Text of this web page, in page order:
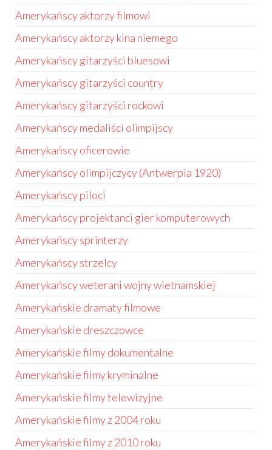
Amerykańscy aktorzy filmowi
Amerykańscy aktorzy kina niemego
Amerykańscy gitarzyści bluesowi
Amerykańscy gitarzyści country
Amerykańscy gitarzyści rockowi
Amerykańscy medaliści olimpijscy
Amerykańscy oficerowie
Amerykańscy olimpijczycy (Antwerpia 1920)
Amerykańscy piloci
Amerykańscy projektanci gier komputerowych
Amerykańscy sprinterzy
Amerykańscy strzelcy
Amerykańscy weterani wojny wietnamskiej
Amerykańskie dramaty filmowe
Amerykańskie dreszczowce
Amerykańskie filmy dokumentalne
Amerykańskie filmy kryminalne
Amerykańskie filmy telewizyjne
Amerykańskie filmy z 2004 roku
Amerykańskie filmy z 2010 roku